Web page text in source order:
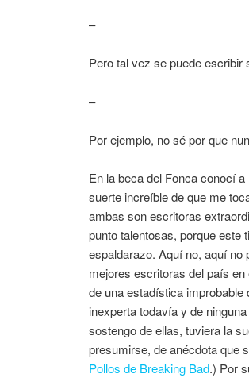
–
Pero tal vez se puede escribir
–
Por ejemplo, no sé por que
En la beca del Fonca conocí
suerte increíble de que me
ambas son escritoras
punto talentosas, porque este
espaldarazo. Aquí no, aquí
mejores escritoras del país
de una estadística
inexperta todavía y de
sostengo de ellas, tuviera la
presumirse, de anécdota que
Pollos de Breaking Bad.) Por